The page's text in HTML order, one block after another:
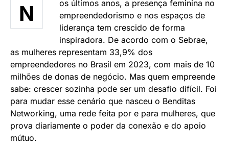
N
os últimos anos, a presença feminina no
empreendedorismo e nos espaços de
liderança tem crescido de forma
inspiradora. De acordo com o Sebrae,
as mulheres representam 33,9% dos
empreendedores no Brasil em 2023, com mais de 10
milhões de donas de negócio. Mas quem empreende
sabe: crescer sozinha pode ser um desafio difícil. Foi
para mudar esse cenário que nasceu o Benditas
Networking, uma rede feita por e para mulheres, que
prova diariamente o poder da conexão e do apoio
mútuo.